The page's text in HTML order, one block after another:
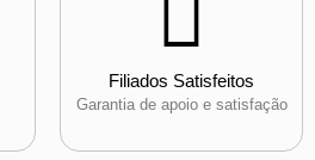
Filiados Satisfeitos
Garantia de apoio e satisfação